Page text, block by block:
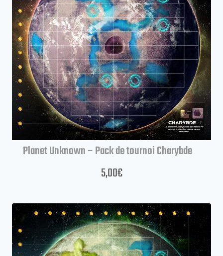
Planet Unknown – Pack de tournoi Charybde
5,00€